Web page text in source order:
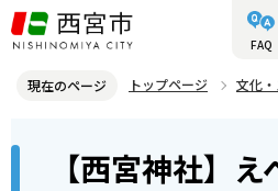
こ
の
ジ
FAQ
現在のページ トップページ
文化
【西宮神社】えべっさん 開門神事福男
【西宮神社】